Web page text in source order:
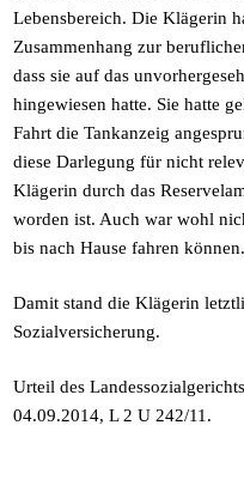
Lebensbereich. Die Klägerin
Zusammenhang zur
dass sie auf das
hingewiesen hatte. Sie hatte
Fahrt die Tankanzeig
diese Darlegung für nicht
Klägerin durch das
worden ist. Auch war wohl
bis nach Hause fahren können.
Damit stand die Klägerin
Sozialversicherung.
Urteil des
04.09.2014, L 2 U 242/11.